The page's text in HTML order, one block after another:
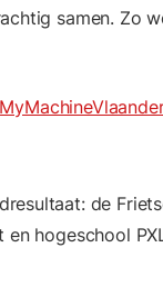
samen. Zo
de
hogeschool